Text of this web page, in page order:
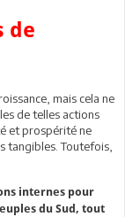
de
mais cela ne
de telles actions
et prospérité ne
tangibles. Toutefois,
internes pour
du Sud, tout